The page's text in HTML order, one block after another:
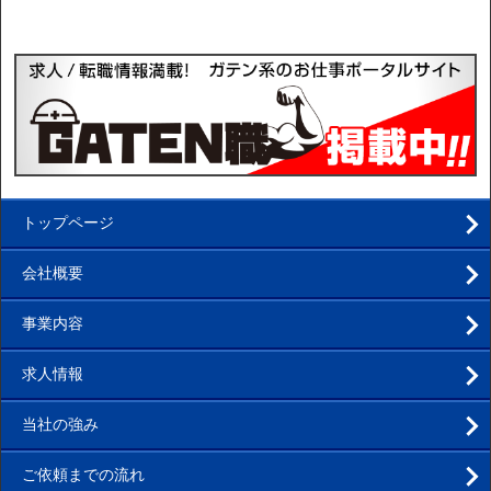
トップページ
会社概要
事業内容
求人情報
当社の強み
ご依頼までの流れ